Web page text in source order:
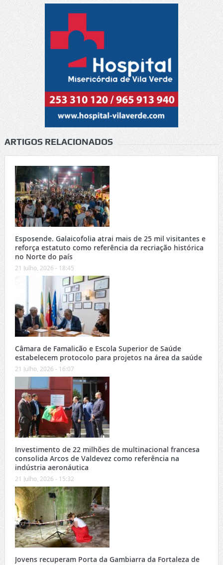
ARTIGOS RELACIONADOS
Esposende. Galaicofolia atrai mais de 25 mil visitantes e
reforça estatuto como referência da recriação histórica
no Norte do país
21 Julho, 2026 - 18:45
Câmara de Famalicão e Escola Superior de Saúde
estabelecem protocolo para projetos na área da saúde
21 Julho, 2026 - 16:07
Investimento de 22 milhões de multinacional francesa
consolida Arcos de Valdevez como referência na
indústria aeronáutica
21 Julho, 2026 - 15:32
Jovens recuperam Porta da Gambiarra da Fortaleza de